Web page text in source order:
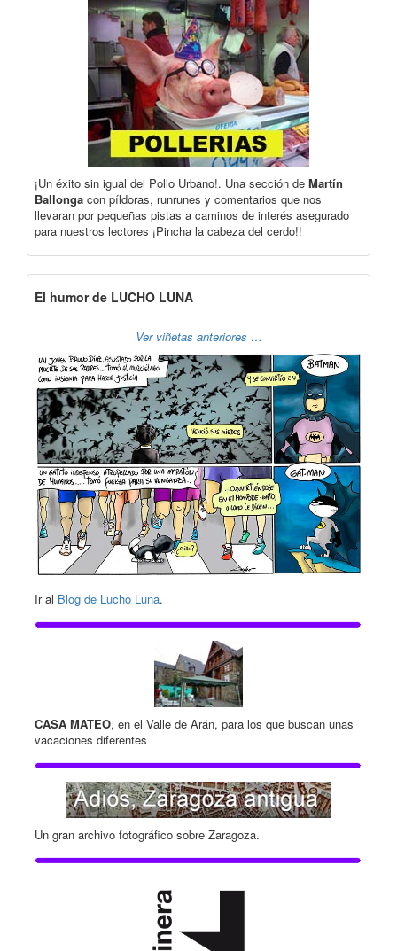
¡Un éxito sin igual del Pollo Urbano!. Una sección de Martín
Ballonga con píldoras, runrunes y comentarios que nos
llevaran por pequeñas pistas a caminos de interés asegurado
para nuestros lectores ¡Pincha la cabeza del cerdo!!
El humor de LUCHO LUNA
Ver viñetas anteriores …
Ir al Blog de Lucho Luna.
CASA MATEO, en el Valle de Arán, para los que buscan unas
vacaciones diferentes
Un gran archivo fotográfico sobre Zaragoza.